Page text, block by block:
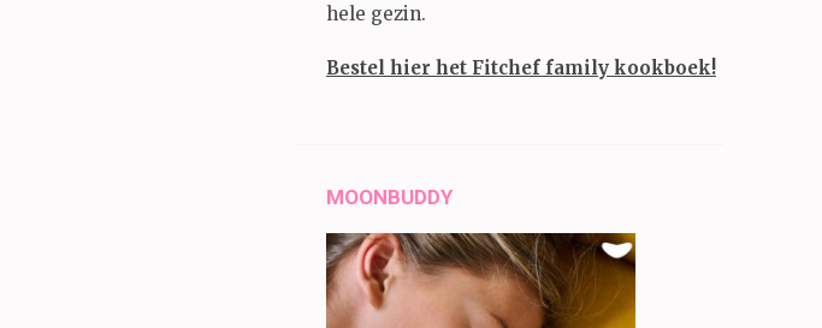
hele gezin.
Bestel hier het Fitchef family kookboek!
MOONBUDDY